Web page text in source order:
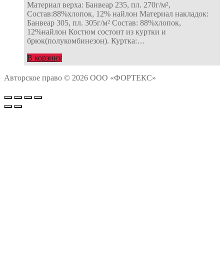
Материал верха: Банвеар 235, пл. 270г/м²,
Состав:88%хлопок, 12% найлон Материал накладок:
Банвеар 305, пл. 305г/м² Состав: 88%хлопок,
12%найлон Костюм состоит из куртки и
брюк(полукомбинезон). Куртка:…
В корзину
Авторское право © 2026 ООО «ФОРТЕКС»